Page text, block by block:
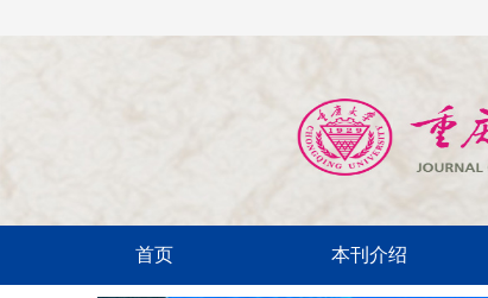
首页 本刊介绍